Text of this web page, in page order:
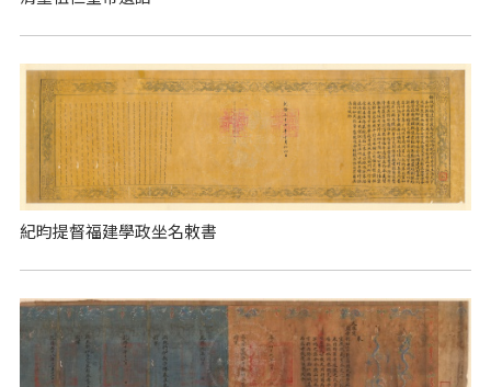
紀昀提督福建學政坐名敕書